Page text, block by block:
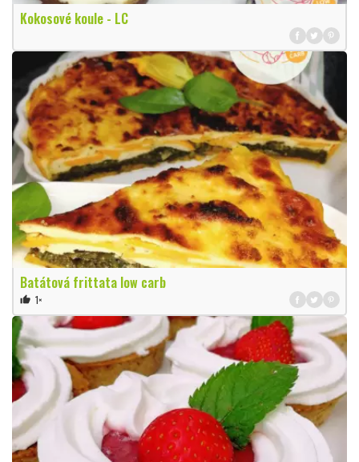
Kokosové koule - LC
Batátová frittata low carb
thumb_up 1×